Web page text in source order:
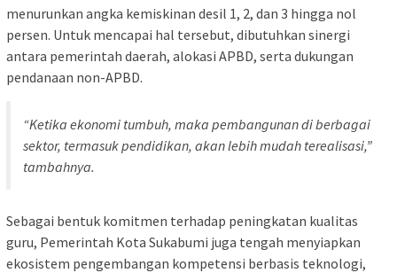
menurunkan angka kemiskinan desil 1, 2, dan 3 hingga nol
persen. Untuk mencapai hal tersebut, dibutuhkan sinergi
antara pemerintah daerah, alokasi APBD, serta dukungan
pendanaan non-APBD.
“Ketika ekonomi tumbuh, maka pembangunan di berbagai
sektor, termasuk pendidikan, akan lebih mudah terealisasi,”
tambahnya.
Sebagai bentuk komitmen terhadap peningkatan kualitas
guru, Pemerintah Kota Sukabumi juga tengah menyiapkan
ekosistem pengembangan kompetensi berbasis teknologi,